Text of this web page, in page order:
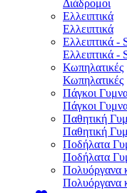
Διάδρομοι
Ελλειπτικά
Ελλειπτικά
Ελλειπτικά -
Ελλειπτικά -
Κωπηλατικές
Κωπηλατικές
Πάγκοι
Πάγκοι
Παθητική
Παθητική
Ποδήλατα
Ποδήλατα
Πολυόργανα
Πολυόργανα